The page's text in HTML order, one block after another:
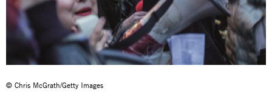
© Chris McGrath/Getty Images